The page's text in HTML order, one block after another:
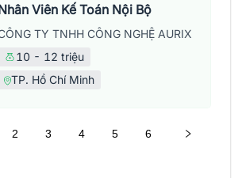
Viên Kế Toán Nội Bộ
TY TNHH CÔNG NGHỆ AURIX
10 - 12 triệu
TP. Hồ Chí Minh
2 3 4 5 6